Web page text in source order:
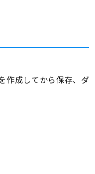
作成してから保存、ダ